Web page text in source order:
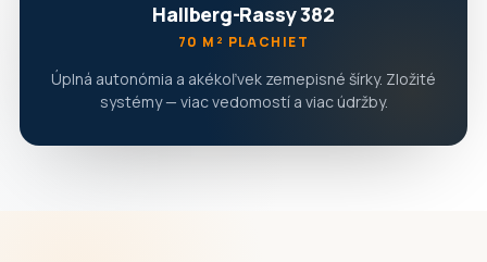
Hallberg-Rassy 382
70 M² PLACHIET
Úplná autonómia a akékoľvek zemepisné šírky. Zložité
systémy — viac vedomostí a viac údržby.